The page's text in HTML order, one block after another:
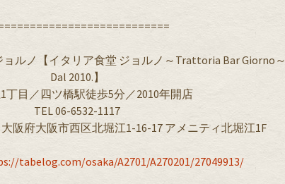
ルノ【イタリア食堂 ジョルノ～Trattoria Bar Giorno～
Dal 2010.】
丁目／四ツ橋駅徒歩5分／2010年開店
TEL 06-6532-1117
府大阪市西区北堀江1-16-17 アメニティ北堀江1F
tabelog.com/osaka/A2701/A270201/27049913/